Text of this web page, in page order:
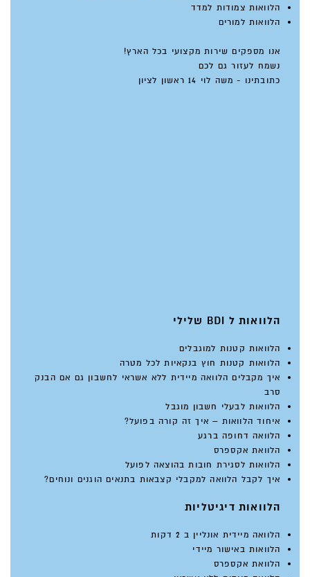
הלוואות צמודות למדד
הלוואות למורים
אנו מספקים שירות מקצועי בכל הארץ!
נשמח לעזור גם לכם
כתובתינו - משה לוי 14 ראשון לציון
הלוואות ל BDI שלילי
הלוואות קטנות למוגבלים
הלוואות קטנות חוץ בנקאיות לכל מטרה
איך מקבלים הלוואה מיידית ללא אשראי לחשבון גם אם הבנק
סרב
הלוואות לבעלי חשבון מוגבל
איחוד הלוואות – איך זה קורה בפועל?
הלוואה דחופה ברגע
הלוואת אקספרס
הלוואות לסגירת חובות בהוצאה לפועל
איך לקבל הלוואה למקבלי קצבאות בתנאים הוגנים ונוחים?
הלוואות דיגיטליות
הלוואה מיידית אונליין ב 2 דקות
הלוואות באישור מיידי
הלוואת אקספרס